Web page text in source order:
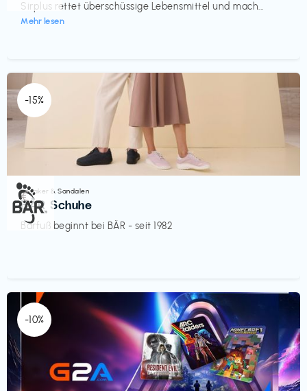
Sirplus rettet überschüssige Lebensmittel und mach...
Mehr lesen
-15%
Sneaker & Sandalen
BÄR Schuhe
Barfuß beginnt bei BÄR - seit 1982
€‎
-10%